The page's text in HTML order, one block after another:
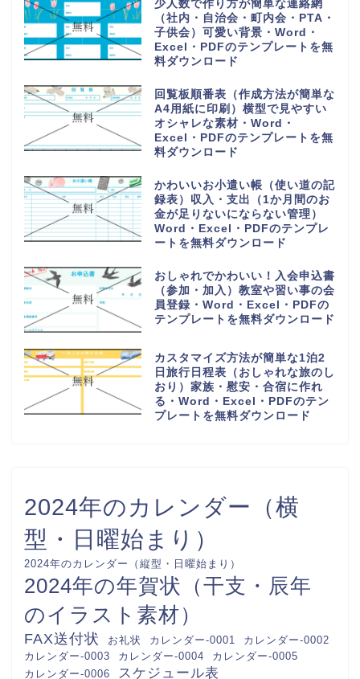
購入や買い出しリスト（かわいい
お買い物チェック表）1週間の献
立の買い物一覧表・Word・
Excel・PDFのテンプレートを無
手紙を手書きで作成する時に使え
るオシャレな便箋（A4サイズの
用紙）小学生の子供・Word・
Excel・PDFのテンプレートを無
PDFをA4用紙に印刷し手書き作
成！可愛い家計簿（作成方法や作
り方が簡単で見やすい）Word・
Excelのテンプレートを無料ダウ
読書感想文の記録ノート（小学生
の低学年から高学年の子供）おし
ゃれなイラスト背景・Word・
少人数で作り方が簡単な連絡網
（社内・自治会・町内会・PTA・
子供会）可愛い背景・Word・
Excel・PDFのテンプレートを無
オシャレな素材・Word・
Excel・PDFのテンプレートを無
料ダウンロード
かわいいお小遣い帳（使い道の記
録表）収入・支出（1か月間のお
金が足りないにならない管理）
Word・Excel・PDFのテンプレ
ートを無料ダウンロード
おしゃれでかわいい！入会申込書
（参加・加入）教室や習い事の会